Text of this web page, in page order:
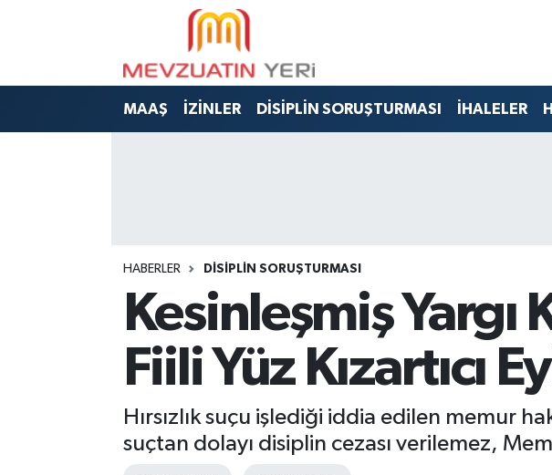
MAAŞ İZİNLER DİSİPLİN SORUŞTURMASI İHALELER
HABERLER DİSİPLİN SORUŞTURMASI
Kesinleşmiş Yargı
Fiili Yüz Kızartıcı
Hırsızlık suçu işlediği iddia edilen memur
suçtan dolayı disiplin cezası verilemez,